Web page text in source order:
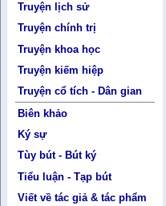
Truyện lịch sử
Truyện chính trị
Truyện khoa học
Truyện kiếm hiệp
Truyện cổ tích - Dân gian
Biên khảo
Ký sự
Tùy bút - Bút ký
Tiểu luận - Tạp bút
Viết về tác giả & tác phẩm